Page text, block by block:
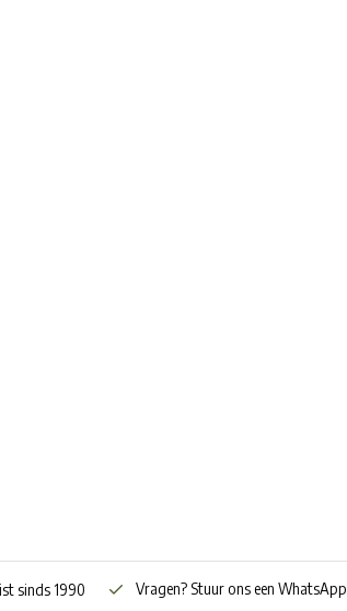
sinds 1990 Vragen? Stuur ons een WhatsApp